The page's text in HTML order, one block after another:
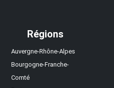
Régions
Auvergne-Rhône-Alpes
Bourgogne-Franche-
Comté